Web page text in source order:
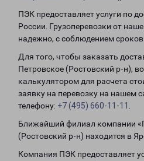
ПЭК предоставляет услуги по
России. Грузоперевозки от
надежно, с соблюдением
Для того, чтобы заказать
Петровское (Ростовский р-н),
калькулятором для расчета
заявку на перевозку на нашем
телефону: +7 (495) 660-11-11
Ближайший филиал компании
(Ростовский р-н) находится в
Компания ПЭК предоставляет